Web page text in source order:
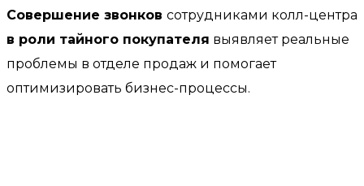
Совершение звонков сотрудниками колл-центра
в роли тайного покупателя выявляет реальные
проблемы в отделе продаж и помогает
оптимизировать бизнес-процессы.